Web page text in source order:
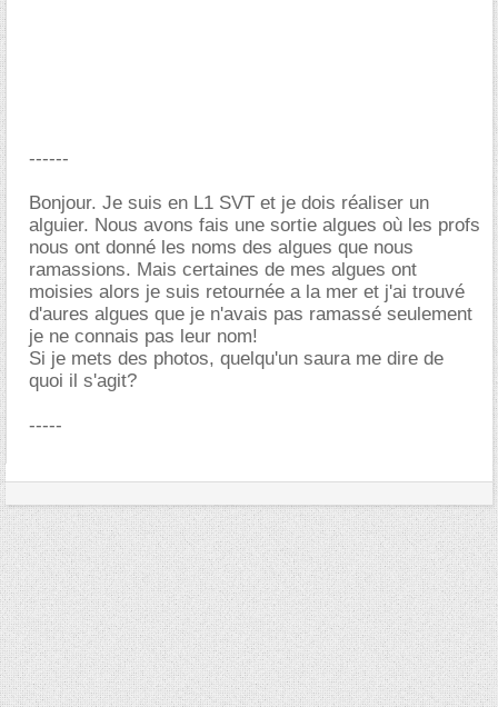
------
Bonjour. Je suis en L1 SVT et je dois réaliser un
alguier. Nous avons fais une sortie algues où les profs
nous ont donné les noms des algues que nous
ramassions. Mais certaines de mes algues ont
moisies alors je suis retournée a la mer et j'ai trouvé
d'aures algues que je n'avais pas ramassé seulement
je ne connais pas leur nom!
Si je mets des photos, quelqu'un saura me dire de
quoi il s'agit?
-----